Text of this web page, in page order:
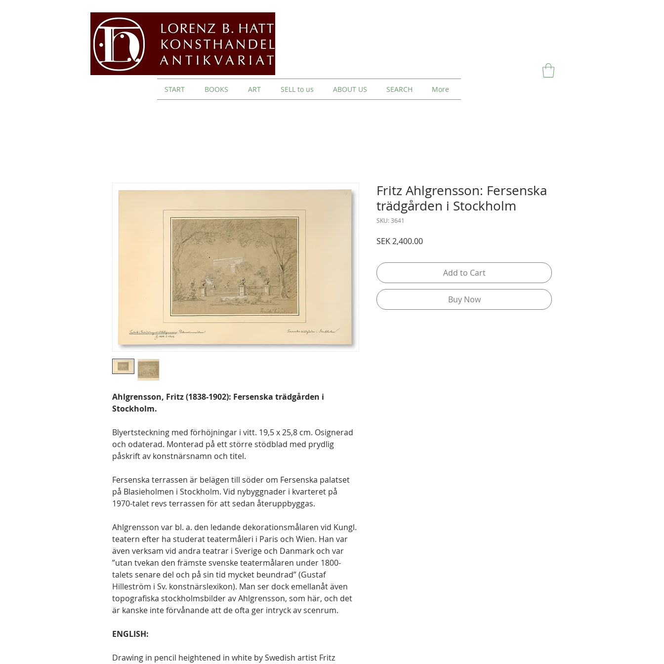
START BOOKS ART SELL to us ABOUT US SEARCH More
Ahlgrensson, Fritz (1838-1902): Fersenska trädgården i
Stockholm.
Blyertsteckning med förhöjningar i vitt. 19,5 x 25,8 cm. Osignerad
och odaterad. Monterad på ett större stödblad med prydlig
påskrift av konstnärsnamn och titel.
Fersenska terrassen är belägen till söder om Fersenska palatset
på Blasieholmen i Stockholm. Vid nybyggnader i kvarteret på
1970-talet revs terrassen för att sedan återuppbyggas.
Ahlgrensson var bl. a. den ledande dekorationsmålaren vid Kungl.
teatern efter ha studerat teatermåleri i Paris och Wien. Han var
även verksam vid andra teatrar i Sverige och Danmark och var
”utan tvekan den främste svenske teatermålaren under 1800-
talets senare del och på sin tid mycket beundrad” (Gustaf
Hilleström i Sv. konstnärslexikon). Man ser dock emellanåt även
topografiska stockholmsbilder av Ahlgrensson, som här, och det
är kanske inte förvånande att de ofta ger intryck av scenrum.
ENGLISH:
Drawing in pencil heightened in white by Swedish artist Fritz
Fritz Ahlgrensson: Fersenska
trädgården i Stockholm
SKU: 3641
SEK 2,400.00Price
Add to Cart
Buy Now